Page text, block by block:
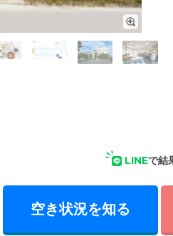
LINEで結
空き状況を知る